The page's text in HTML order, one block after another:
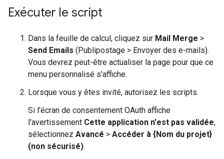
Exécuter le script
Dans la feuille de calcul, cliquez sur Mail Merge >
Send Emails (Publipostage > Envoyer des e-mails).
Vous devrez peut-être actualiser la page pour que ce
menu personnalisé s'affiche.
Lorsque vous y êtes invité, autorisez les scripts.
Si l'écran de consentement OAuth affiche
l'avertissement Cette application n'est pas validée,
sélectionnez Avancé > Accéder à {Nom du projet}
(non sécurisé).